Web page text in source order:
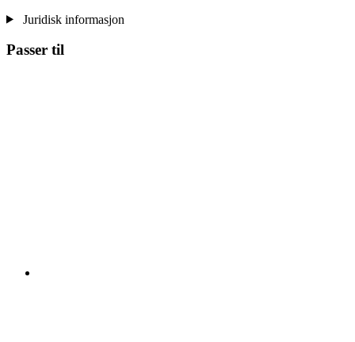
Juridisk informasjon
Passer til